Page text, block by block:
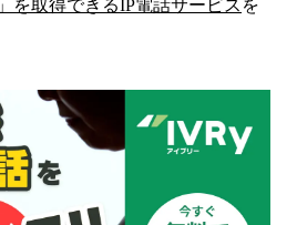
」を取得できるIP電話サービス を